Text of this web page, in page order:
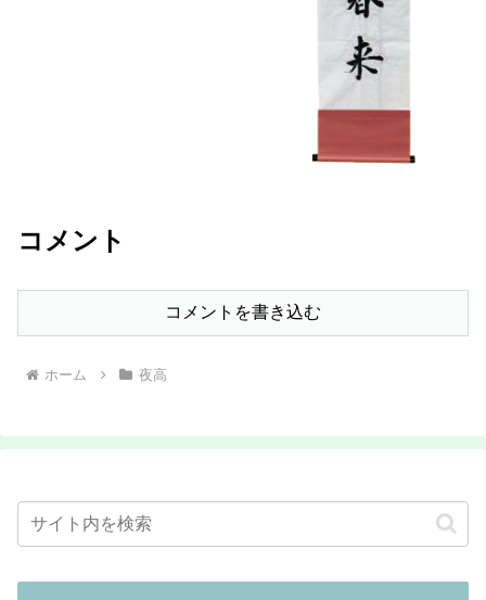
コメント
コメントを書き込む
ホーム 夜高